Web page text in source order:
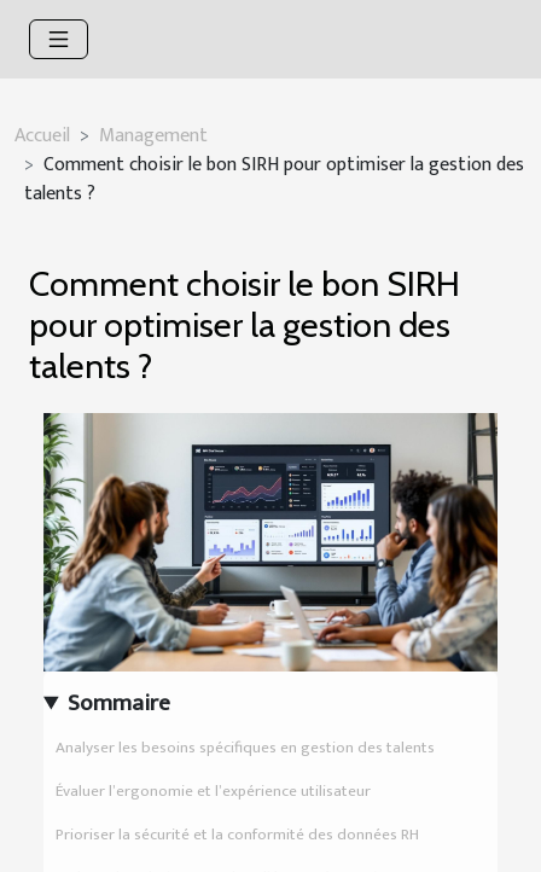
Accueil
Management
Comment choisir le bon SIRH pour optimiser la gestion des
talents ?
Comment choisir le bon SIRH
pour optimiser la gestion des
talents ?
Sommaire
Analyser les besoins spécifiques en gestion des talents
Évaluer l’ergonomie et l’expérience utilisateur
Prioriser la sécurité et la conformité des données RH